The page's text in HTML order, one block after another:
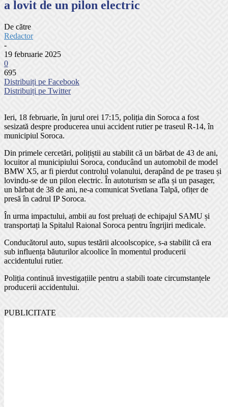
a lovit de un pilon electric
De către
Redactor
-
19 februarie 2025
0
695
Distribuiți pe Facebook
Distribuiți pe Twitter
Ieri, 18 februarie, în jurul orei 17:15, poliția din Soroca a fost
sesizată despre producerea unui accident rutier pe traseul R-14, în
municipiul Soroca.
Din primele cercetări, polițiștii au stabilit că un bărbat de 43 de ani,
locuitor al municipiului Soroca, conducând un automobil de model
BMW X5, ar fi pierdut controlul volanului, derapând de pe traseu și
lovindu-se de un pilon electric. În autoturism se afla și un pasager,
un bărbat de 38 de ani, ne-a comunicat Svetlana Talpă, ofițer de
presă în cadrul IP Soroca.
În urma impactului, ambii au fost preluați de echipajul SAMU și
transportați la Spitalul Raional Soroca pentru îngrijiri medicale.
Conducătorul auto, supus testării alcoolscopice, s-a stabilit că era
sub influența băuturilor alcoolice în momentul producerii
accidentului rutier.
Poliția continuă investigațiile pentru a stabili toate circumstanțele
producerii accidentului.
PUBLICITATE